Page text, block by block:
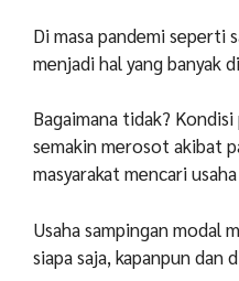
Di masa pandemi seperti
menjadi hal yang banyak
Bagaimana tidak?
semakin merosot akibat
masyarakat mencari
Usaha sampingan modal
siapa saja, kapanpun dan